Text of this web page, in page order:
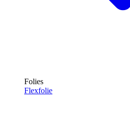
Folies
Flexfolie